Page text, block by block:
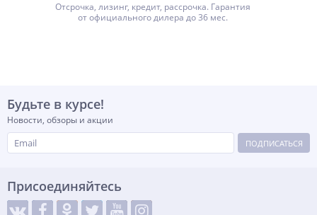
Отсрочка, лизинг, кредит, рассрочка. Гарантия
от официального дилера до 36 мес.
Будьте в курсе!
Новости, обзоры и акции
ПОДПИСАТЬСЯ
Присоединяйтесь